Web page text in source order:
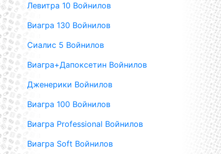
Левитра 10 Войнилов
Виагра 130 Войнилов
Сиалис 5 Войнилов
Виагра+Дапоксетин Войнилов
Дженерики Войнилов
Виагра 100 Войнилов
Виагра Professional Войнилов
Виагра Soft Войнилов